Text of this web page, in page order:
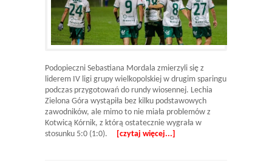
Podopieczni Sebastiana Mordala zmierzyli się z
liderem IV ligi grupy wielkopolskiej w drugim sparingu
podczas przygotowań do rundy wiosennej. Lechia
Zielona Góra wystąpiła bez kilku podstawowych
zawodników, ale mimo to nie miała problemów z
Kotwicą Kórnik, z którą ostatecznie wygrała w
stosunku 5:0 (1:0).
[czytaj więcej...]